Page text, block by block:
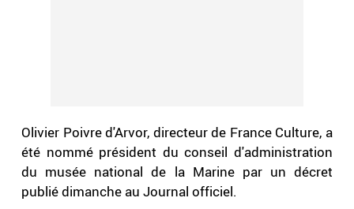
Olivier Poivre d'Arvor, directeur de France Culture, a
été nommé président du conseil d'administration
du musée national de la Marine par un décret
publié dimanche au Journal officiel.